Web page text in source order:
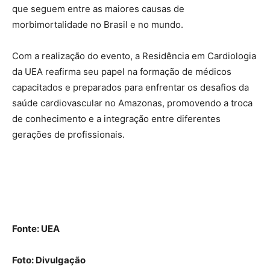
que seguem entre as maiores causas de
morbimortalidade no Brasil e no mundo.
Com a realização do evento, a Residência em Cardiologia
da UEA reafirma seu papel na formação de médicos
capacitados e preparados para enfrentar os desafios da
saúde cardiovascular no Amazonas, promovendo a troca
de conhecimento e a integração entre diferentes
gerações de profissionais.
Fonte: UEA
Foto: Divulgação